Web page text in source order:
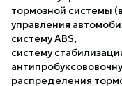
тормозной системы
управления
систему ABS,
систему
распределения